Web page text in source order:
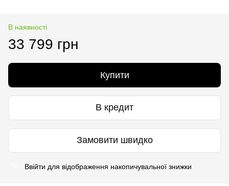
В наявності
33 799 грн
Купити
В кредит
Замовити швидко
Ввійти для відображення накопичувальної знижки